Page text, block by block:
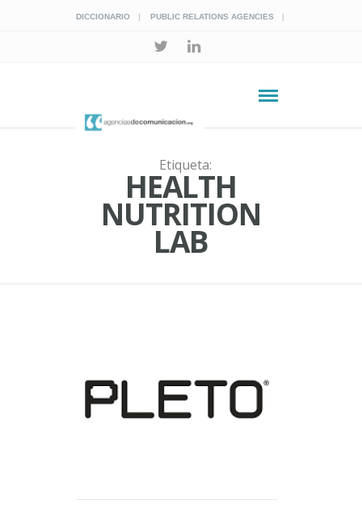
DICCIONARIO PUBLIC RELATIONS AGENCIES
Etiqueta:
HEALTH
NUTRITION
LAB